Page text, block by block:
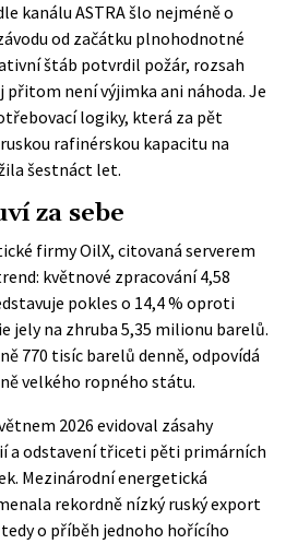
kanálu ASTRAšlo nejméně o
od začátku plnohodnotné
štáb potvrdil požár, rozsah
není výjimka ani náhoda. Je
logiky, která za pět
rafinérskou kapacitu na
šestnáct let.
za sebe
firmy OilX, citovaná serverem
květnové zpracování 4,58
pokles o 14,4 % oproti
jely na zhruba 5,35 milionu barelů.
770 tisíc barelů denně, odpovídá
velkého ropného státu.
2026 evidoval zásahy
a odstavení třiceti pěti primárních
Mezinárodní energetická
rekordně nízký ruský export
o příběh jednoho hořícího